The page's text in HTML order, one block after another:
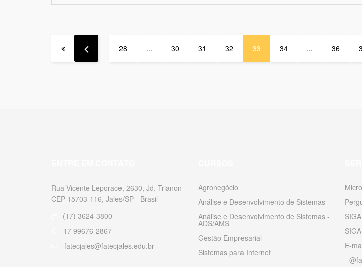
28 ... 30 31 32 33 34 ... 36
Rua Vicente Leporace, 2630, Jd. Trianon
CEP 15703-116, Jales/SP - Brasil
(17) 3624-3800
17 99676-2867
fatecjales@fatecjales.edu.br
Agronegócio
Análise e Desenvolvimento de Sistemas
Análise e Desenvolvimento de Sistemas -
ADS/AMS
Gestão Empresarial
Sistemas para Internet
E-
-